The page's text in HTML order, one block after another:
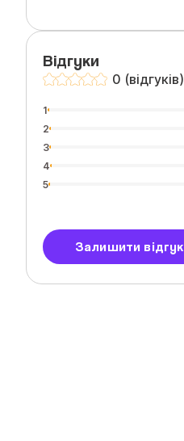
Відгуки
0 (відгуків)
1
2
3
4
5
Залишити відгук